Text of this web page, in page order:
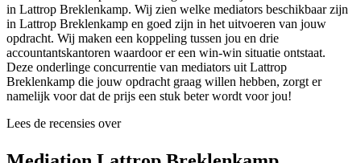
in Lattrop Breklenkamp. Wij zien welke mediators beschikbaar zijn
in Lattrop Breklenkamp en goed zijn in het uitvoeren van jouw
opdracht. Wij maken een koppeling tussen jou en drie
accountantskantoren waardoor er een win-win situatie ontstaat.
Deze onderlinge concurrentie van mediators uit Lattrop
Breklenkamp die jouw opdracht graag willen hebben, zorgt er
namelijk voor dat de prijs een stuk beter wordt voor jou!
Lees de recensies over